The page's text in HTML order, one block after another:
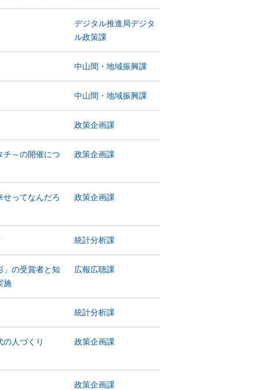
デジタル推進局デジタ
ル政策課
中山間・地域振興課
中山間・地域振興課
政策企画課
チ～の開催につ
政策企画課
ってなんだろ
政策企画課
統計分析課
」の受賞者と知
施
広報広聴課
統計分析課
の人づくり
政策企画課
政策企画課